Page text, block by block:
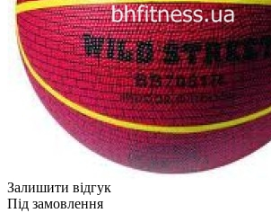
Залишити відгук
Під замовлення